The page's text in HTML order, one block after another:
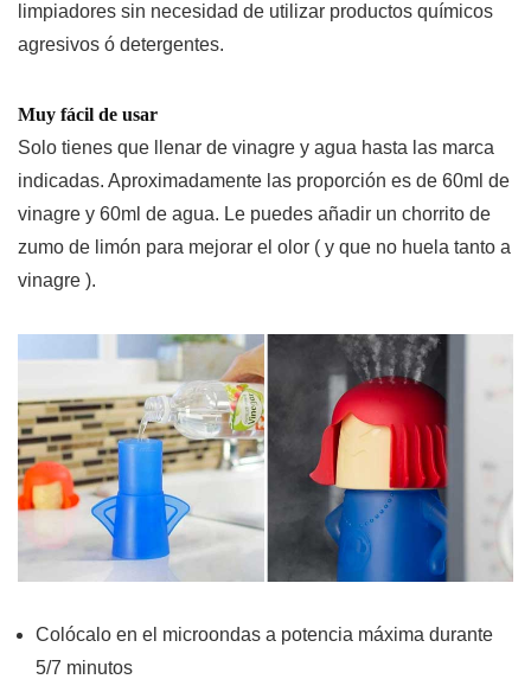
limpiadores sin necesidad de utilizar productos químicos
agresivos ó detergentes.
Muy fácil de usar
Solo tienes que llenar de vinagre y agua hasta las marca
indicadas. Aproximadamente las proporción es de 60ml de
vinagre y 60ml de agua. Le puedes añadir un chorrito de
zumo de limón para mejorar el olor ( y que no huela tanto a
vinagre ).
Colócalo en el microondas a potencia máxima durante
5/7 minutos